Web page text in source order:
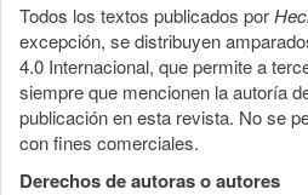
Todos los textos publicados por
excepción, se distribuyen
4.0 Internacional, que permite a
siempre que mencionen la autoría
publicación en esta revista. No se
con fines comerciales.
Derechos de autoras o autores